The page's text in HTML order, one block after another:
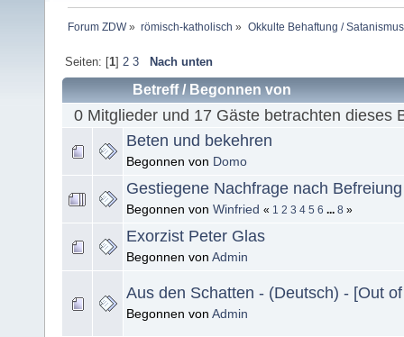
Forum ZDW» römisch-katholisch » Okkulte Behaftung /
Seiten: [1] 2 3 Nach unten
Betreff/ Begonnen von
0 Mitglieder und 17 Gäste betrachten dieses
Beten und bekehren
Begonnen von Domo
Gestiegene Nachfrage nach
Begonnen von Winfried « 1 2 3 4 5 6 ... 8 »
Exorzist Peter Glas
Begonnen von Admin
Aus den Schatten - (Deutsch) - [Out
Begonnen von Admin